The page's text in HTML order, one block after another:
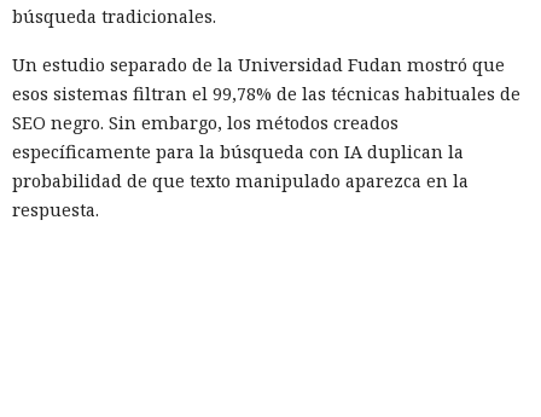
búsqueda tradicionales.
Un estudio separado de la Universidad Fudan mostró que
esos sistemas filtran el 99,78% de las técnicas habituales de
SEO negro. Sin embargo, los métodos creados
específicamente para la búsqueda con IA duplican la
probabilidad de que texto manipulado aparezca en la
respuesta.